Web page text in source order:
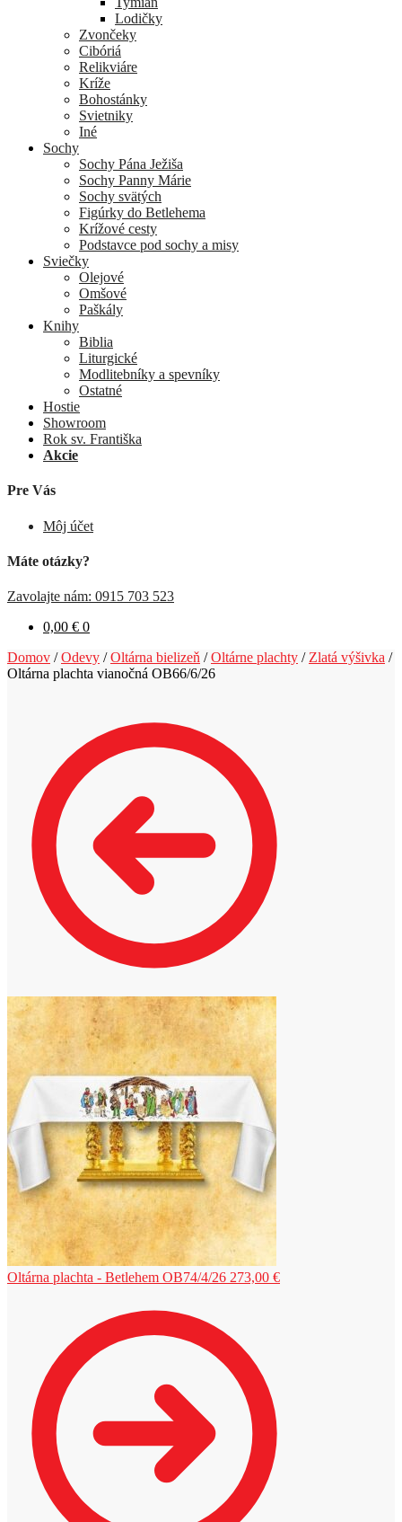
Lodičky
Zvončeky
Cibóriá
Relikviáre
Kríže
Bohostánky
Svietniky
Iné
Sochy
Sochy Pána Ježiša
Sochy Panny Márie
Sochy svätých
Figúrky do Betlehema
Krížové cesty
Podstavce pod sochy a misy
Sviečky
Olejové
Omšové
Paškály
Knihy
Biblia
Liturgické
Modlitebníky a spevníky
Ostatné
Hostie
Showroom
Rok sv. Františka
Akcie
Pre Vás
Môj účet
Máte otázky?
Zavolajte nám: 0915 703 523
0,00 € 0
Domov /Odevy /Oltárna bielizeň /Oltárne plachty / Zlatá výšivka /
Oltárna plachta vianočná OB66/6/26
Oltárna plachta - Betlehem OB74/4/26 273,00 €